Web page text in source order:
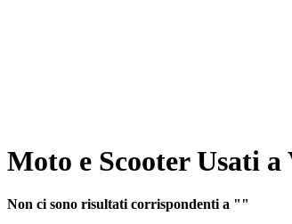
Moto e Scooter Usati
Non ci sono risultati corrispondenti a ""